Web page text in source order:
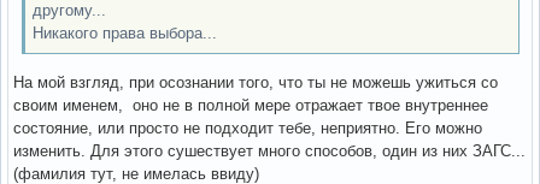
другому...
Никакого права выбора...
На мой взгляд, при осознании того, что ты не можешь ужиться со
своим именем, оно не в полной мере отражает твое внутреннее
состояние, или просто не подходит тебе, неприятно. Его можно
изменить. Для этого сушествует много способов, один из них ЗАГС...
(фамилия тут, не имелась ввиду)